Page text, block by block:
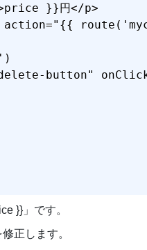
}}円</p>
button"
}}」です。
正します。